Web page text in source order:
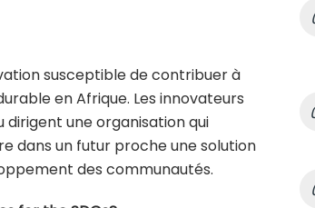
susceptible de contribuer à
en Afrique. Les innovateurs
une organisation qui
dans un futur proche une solution
des communautés.